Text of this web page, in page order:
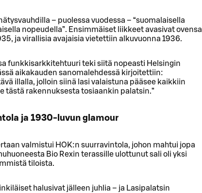
– puolessa vuodessa – “suomalaisella
nopeudella”. Ensimmäiset liikkeet avasivat ovensa
ja virallisia avajaisia vietettiin alkuvuonna 1936.
funkkisarkkitehtuuri teki siitä nopeasti Helsingin
aikakauden sanomalehdessä kirjoitettiin:
illalla, jolloin siinä lasi valaistuna pääsee kaikkiin
tästä rakennuksesta tosiaankin palatsin.”
ja 1930-luvun glamour
valmistui HOK:n suurravintola, johon mahtui jopa
Bio Rexin terassille ulottunut sali oli yksi
tiloista.
halusivat jälleen juhlia – ja Lasipalatsin